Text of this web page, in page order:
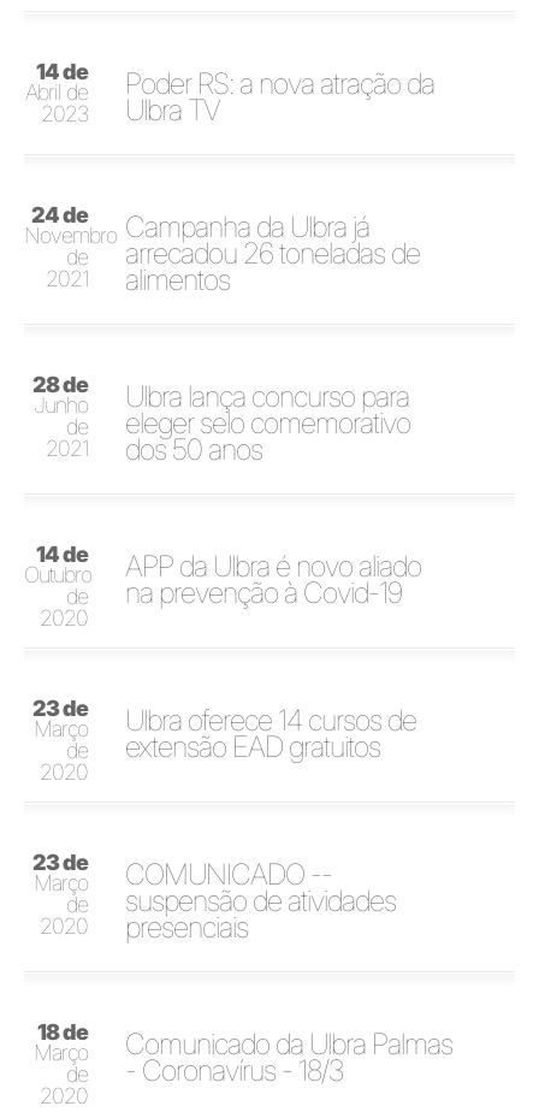
14 de
Abril de
2023
Poder RS: a nova atração da
Ulbra TV
24 de
Novembro
de
2021
Campanha da Ulbra já
arrecadou 26 toneladas de
alimentos
28 de
Junho
de
2021
Ulbra lança concurso para
eleger selo comemorativo
dos 50 anos
14 de
Outubro
de
2020
APP da Ulbra é novo aliado
na prevenção à Covid-19
23 de
Março
de
2020
Ulbra oferece 14 cursos de
extensão EAD gratuitos
23 de
Março
de
2020
COMUNICADO --
suspensão de atividades
presenciais
18 de
Março
de
2020
Comunicado da Ulbra Palmas
- Coronavírus - 18/3